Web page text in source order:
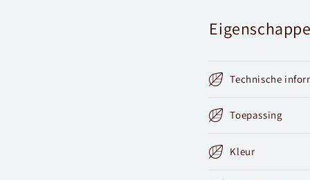
Technische
Toepassing
Kleur